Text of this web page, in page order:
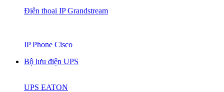
Điện thoại IP Grandstream
IP Phone Cisco
Bộ lưu điện UPS
UPS EATON